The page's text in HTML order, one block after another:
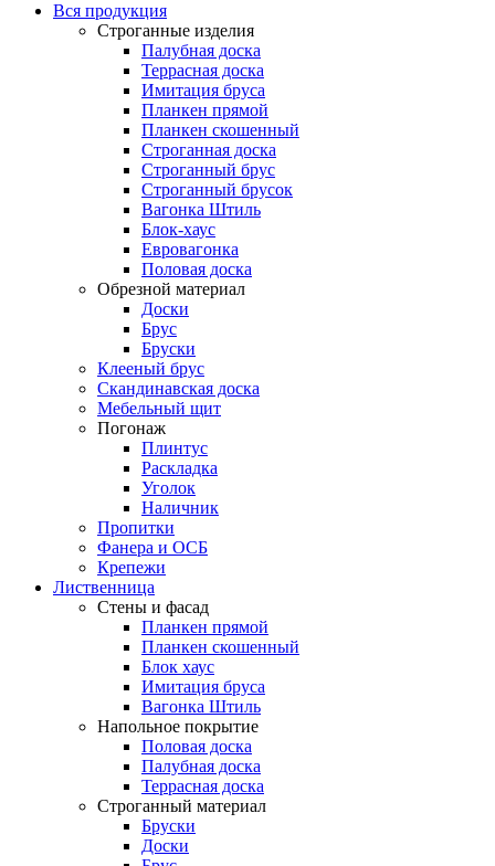
Вся продукция
Строганные изделия
Палубная доска
Террасная доска
Имитация бруса
Планкен прямой
Планкен скошенный
Строганная доска
Строганный брус
Строганный брусок
Вагонка Штиль
Блок-хаус
Евровагонка
Половая доска
Обрезной материал
Доски
Брус
Бруски
Клееный брус
Скандинавская доска
Мебельный щит
Погонаж
Плинтус
Раскладка
Уголок
Наличник
Пропитки
Фанера и ОСБ
Крепежи
Лиственница
Стены и фасад
Планкен прямой
Планкен скошенный
Блок хаус
Имитация бруса
Вагонка Штиль
Напольное покрытие
Половая доска
Палубная доска
Террасная доска
Строганный материал
Бруски
Доски